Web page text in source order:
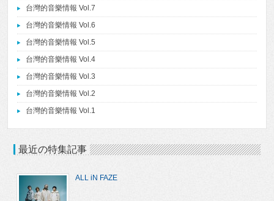
台灣的音樂情報 Vol.7
台灣的音樂情報 Vol.6
台灣的音樂情報 Vol.5
台灣的音樂情報 Vol.4
台灣的音樂情報 Vol.3
台灣的音樂情報 Vol.2
台灣的音樂情報 Vol.1
最近の特集記事
ALL iN FAZE